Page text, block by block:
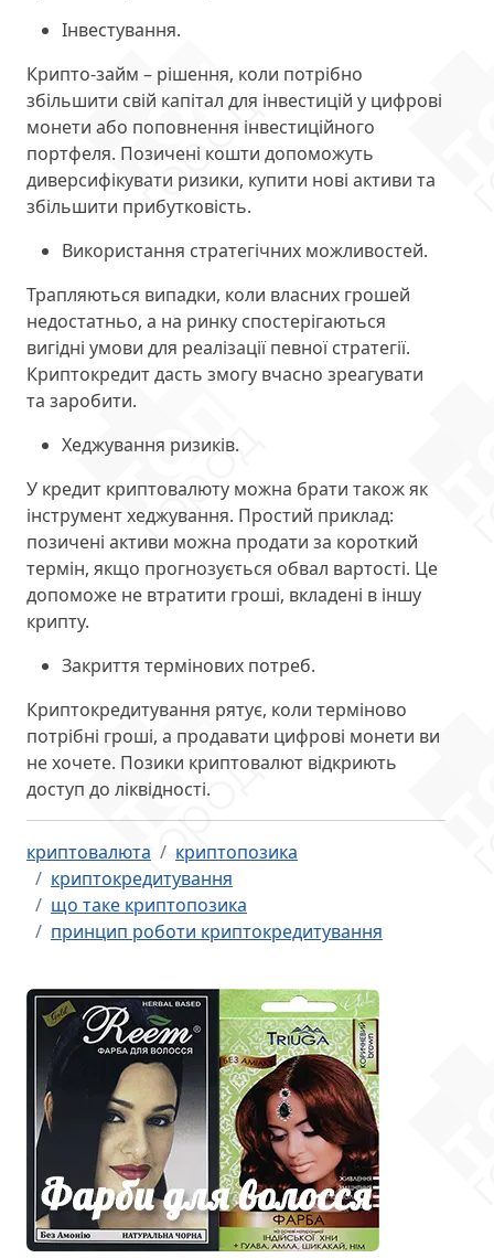
Інвестування.
Крипто-займ – рішення, коли потрібно
збільшити свій капітал для інвестицій у цифрові
монети або поповнення інвестиційного
портфеля. Позичені кошти допоможуть
диверсифікувати ризики, купити нові активи та
збільшити прибутковість.
Використання стратегічних можливостей.
Трапляються випадки, коли власних грошей
недостатньо, а на ринку спостерігаються
вигідні умови для реалізації певної стратегії.
Криптокредит дасть змогу вчасно зреагувати
та заробити.
Хеджування ризиків.
У кредит криптовалюту можна брати також як
інструмент хеджування. Простий приклад:
позичені активи можна продати за короткий
термін, якщо прогнозується обвал вартості. Це
допоможе не втратити гроші, вкладені в іншу
крипту.
Закриття термінових потреб.
Криптокредитування рятує, коли терміново
потрібні гроші, а продавати цифрові монети ви
не хочете. Позики криптовалют відкриють
доступ до ліквідності.
криптовалюта
криптопозика
криптокредитування
що таке криптопозика
принцип роботи криптокредитування